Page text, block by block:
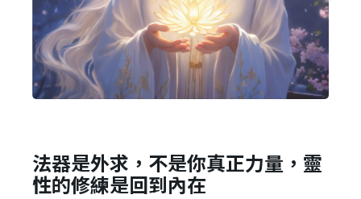
法器是外求，不是你真正力量，靈
性的修練是回到內在